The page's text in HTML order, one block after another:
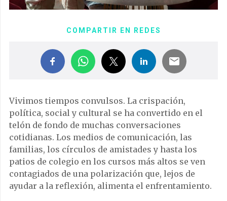
COMPARTIR EN REDES
Vivimos tiempos convulsos. La crispación,
política, social y cultural se ha convertido en el
telón de fondo de muchas conversaciones
cotidianas. Los medios de comunicación, las
familias, los círculos de amistades y hasta los
patios de colegio en los cursos más altos se ven
contagiados de una polarización que, lejos de
ayudar a la reflexión, alimenta el enfrentamiento.